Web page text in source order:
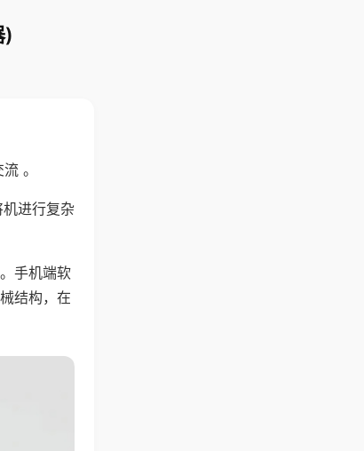
)
。
进行复杂
手机端软
结构，在